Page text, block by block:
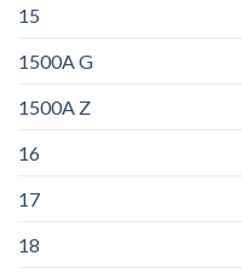
15
1500A G
1500A Z
16
17
18